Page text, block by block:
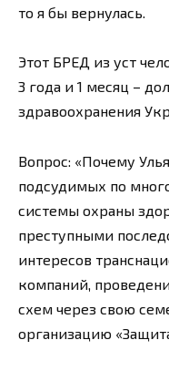
то я бы вернулась.
Этот БРЕД из уст
3 года и 1 месяц –
здравоохранения
Вопрос: «Почему
подсудимых по
системы охраны
преступными
интересов
компаний,
схем через свою
организацию